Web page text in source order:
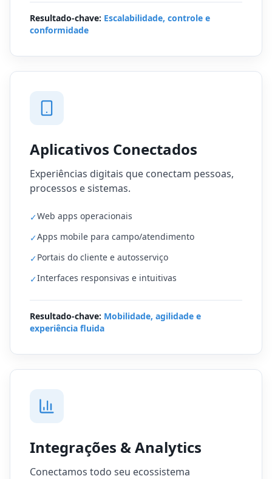
Resultado-chave: Escalabilidade, controle e
conformidade
Aplicativos Conectados
Experiências digitais que conectam pessoas,
processos e sistemas.
✓Web apps operacionais
✓Apps mobile para campo/atendimento
✓Portais do cliente e autosserviço
✓Interfaces responsivas e intuitivas
Resultado-chave: Mobilidade, agilidade e
experiência fluida
Integrações & Analytics
Conectamos todo seu ecossistema